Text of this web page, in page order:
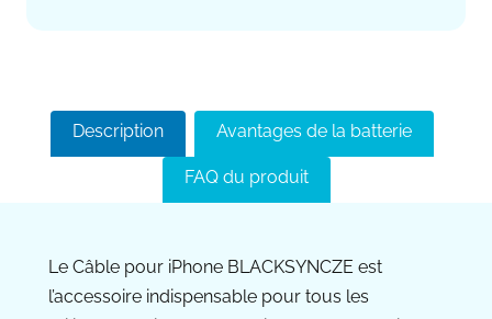
Description Avantages de la batterie
FAQ du produit
Le Câble pour iPhone BLACKSYNCZE est
l’accessoire indispensable pour tous les